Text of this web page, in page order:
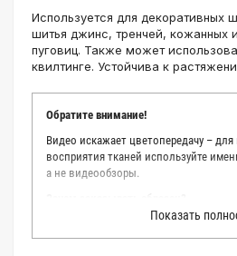
Используется для декоративных
шитья джинс, тренчей, кожанных
пуговиц. Также может
квилтинге. Устойчива к
Обратите внимание!
Видео искажает цветопередачу –
восприятия тканей используйте
а не видеообзоры.
Мы делаем все возможное, чтобы
ткани из нашего каталога. Мы
Показать